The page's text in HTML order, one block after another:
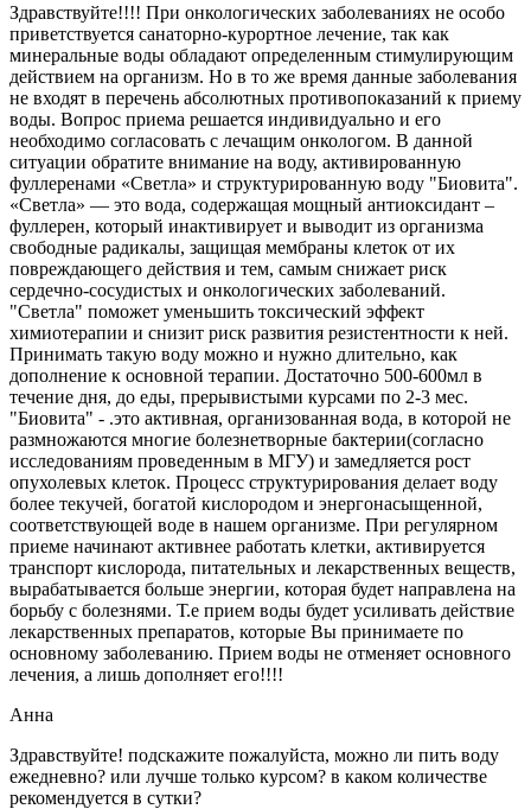
Здравствуйте!!!! При онкологических заболеваниях не особо
приветствуется санаторно-курортное лечение, так как
минеральные воды обладают определенным стимулирующим
действием на организм. Но в то же время данные заболевания
не входят в перечень абсолютных противопоказаний к приему
воды. Вопрос приема решается индивидуально и его
необходимо согласовать с лечащим онкологом. В данной
ситуации обратите внимание на воду, активированную
фуллеренами «Светла» и структурированную воду "Биовита".
«Светла» — это вода, содержащая мощный антиоксидант –
фуллерен, который инактивирует и выводит из организма
свободные радикалы, защищая мембраны клеток от их
повреждающего действия и тем, самым снижает риск
сердечно-сосудистых и онкологических заболеваний.
"Светла" поможет уменьшить токсический эффект
химиотерапии и снизит риск развития резистентности к ней.
Принимать такую воду можно и нужно длительно, как
дополнение к основной терапии. Достаточно 500-600мл в
течение дня, до еды, прерывистыми курсами по 2-3 мес.
"Биовита" - .это активная, организованная вода, в которой не
размножаются многие болезнетворные бактерии(согласно
исследованиям проведенным в МГУ) и замедляется рост
опухолевых клеток. Процесс структурирования делает воду
более текучей, богатой кислородом и энергонасыщенной,
соответствующей воде в нашем организме. При регулярном
приеме начинают активнее работать клетки, активируется
транспорт кислорода, питательных и лекарственных веществ,
вырабатывается больше энергии, которая будет направлена на
борьбу с болезнями. Т.е прием воды будет усиливать действие
лекарственных препаратов, которые Вы принимаете по
основному заболеванию. Прием воды не отменяет основного
лечения, а лишь дополняет его!!!!
Анна
Здравствуйте! подскажите пожалуйста, можно ли пить воду
ежедневно? или лучше только курсом? в каком количестве
рекомендуется в сутки?